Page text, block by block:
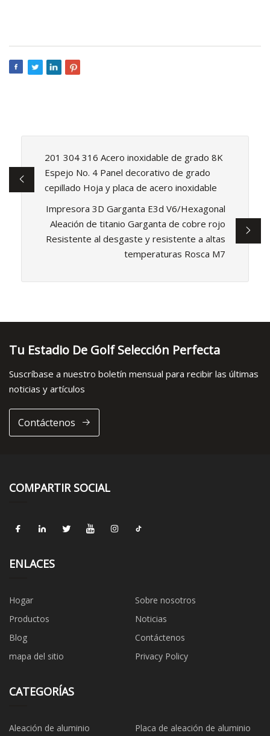
201 304 316 Acero inoxidable de grado 8K
Espejo No. 4 Panel decorativo de grado
cepillado Hoja y placa de acero inoxidable
Impresora 3D Garganta E3d V6/Hexagonal
Aleación de titanio Garganta de cobre rojo
Resistente al desgaste y resistente a altas
temperaturas Rosca M7
Tu Estadio De Golf Selección Perfecta
Suscríbase a nuestro boletín mensual para recibir las últimas
noticias y artículos
Contáctenos
COMPARTIR SOCIAL
ENLACES
Hogar
Sobre nosotros
Productos
Noticias
Blog
Contáctenos
mapa del sitio
Privacy Policy
CATEGORÍAS
Aleación de aluminio Placa de aleación de aluminio